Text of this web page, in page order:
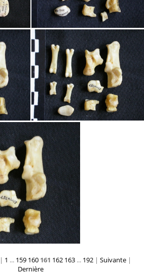
| 1 ... 159 160 161 162 163 ... 192 | Suivante |
Dernière